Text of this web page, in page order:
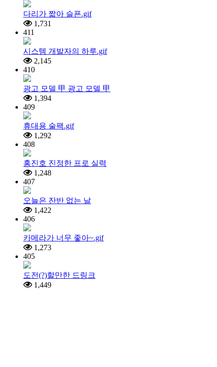
다리가 짧아 슬픈.gif
1,731
411
시스템 개발자의 하루.gif
2,145
410
광고 모델 甲 광고 모델 甲
1,394
409
휴대용 술팩.gif
1,292
408
홍진호 진정한 프로 실력
1,248
407
오늘은 잔반 없는 날
1,422
406
카메라가 너무 좋아~.gif
1,273
405
도전(?)할만한 드링크
1,449